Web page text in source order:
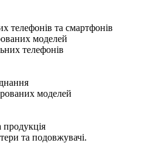
телефонів та смартфонів
моделей
телефонів
моделей
продукція
та подовжувачі.